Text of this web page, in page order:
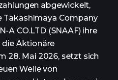
abgewickelt,
Takashimaya Company
A CO.LTD (SNAAF) ihre
die Aktionäre
28. Mai 2026, setzt sich
Welle von